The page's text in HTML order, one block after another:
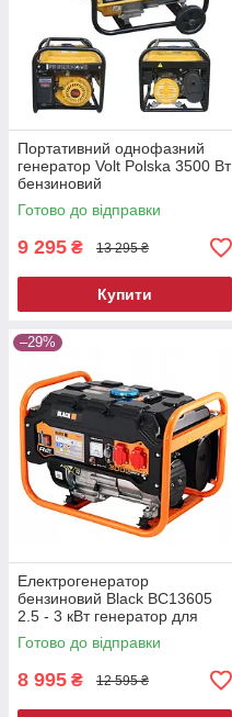
Портативний однофазний
генератор Volt Polska 3500 Вт
бензиновий
Готово до відправки
9 295 ₴ 13 295 ₴
Купити
–29%
Електрогенератор
бензиновий Black BC13605
2.5 - 3 кВт генератор для
побутової техніки генератор
бензиновий
Готово до відправки
8 995 ₴ 12 595 ₴